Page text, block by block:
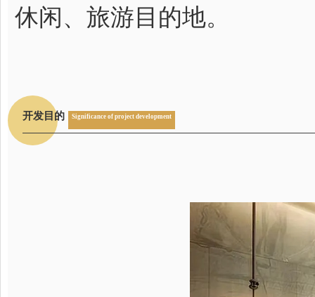
休闲、旅游目的地。
开发目的 Significance of project development